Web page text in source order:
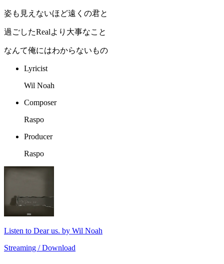
姿も見えないほど遠くの君と
過ごしたRealより大事なこと
なんて俺にはわからないもの
Lyricist
Wil Noah
Composer
Raspo
Producer
Raspo
Listen to Dear us. by Wil Noah
Streaming / Download